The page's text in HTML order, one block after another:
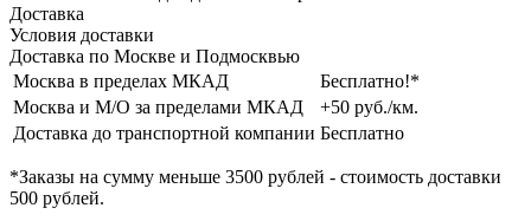
Доставка
Условия доставки
Доставка по Москве и Подмосквью
Москва в пределах МКАД
Бесплатно!*
Москва и М/О за пределами МКАД
+50 руб./км.
Доставка до транспортной компании Бесплатно
*Заказы на сумму меньше 3500 рублей - стоимость доставки
500 рублей.